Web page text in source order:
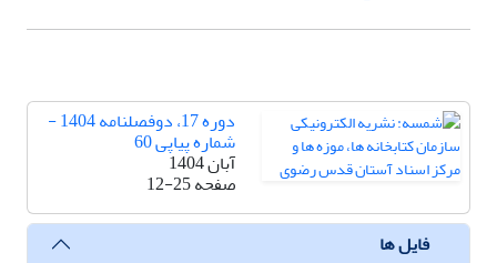
دوره 17، دوفصلنامه 1404 -
شماره پیاپی 60
آبان 1404
صفحه12-25
فایل ها